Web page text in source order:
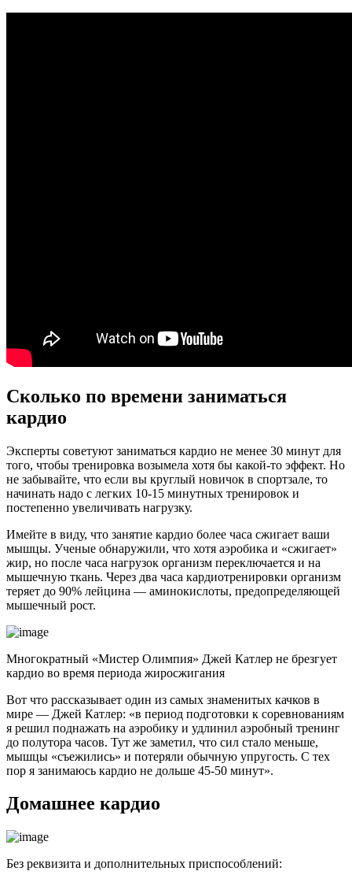
Сколько по времени заниматься
кардио
Эксперты советуют заниматься кардио не менее 30 минут для
того, чтобы тренировка возымела хотя бы какой-то эффект. Но
не забывайте, что если вы круглый новичок в спортзале, то
начинать надо с легких 10-15 минутных тренировок и
постепенно увеличивать нагрузку.
Имейте в виду, что занятие кардио более часа сжигает ваши
мышцы. Ученые обнаружили, что хотя аэробика и «сжигает»
жир, но после часа нагрузок организм переключается и на
мышечную ткань. Через два часа кардиотренировки организм
теряет до 90% лейцина — аминокислоты, предопределяющей
мышечный рост.
Многократный «Мистер Олимпия» Джей Катлер не брезгует
кардио во время периода жиросжигания
Вот что рассказывает один из самых знаменитых качков в
мире — Джей Катлер: «в период подготовки к соревнованиям
я решил поднажать на аэробику и удлинил аэробный тренинг
до полутора часов. Тут же заметил, что сил стало меньше,
мышцы «съежились» и потеряли обычную упругость. С тех
пор я занимаюсь кардио не дольше 45-50 минут».
Домашнее кардио
Без реквизита и дополнительных приспособлений: